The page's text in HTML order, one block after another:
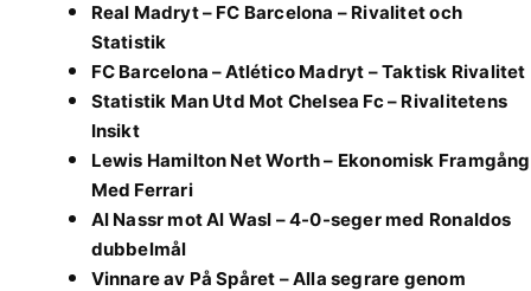
Real Madryt – FC Barcelona – Rivalitet och
Statistik
FC Barcelona – Atlético Madryt – Taktisk Rivalitet
Statistik Man Utd Mot Chelsea Fc – Rivalitetens
Insikt
Lewis Hamilton Net Worth – Ekonomisk Framgång
Med Ferrari
Al Nassr mot Al Wasl – 4-0-seger med Ronaldos
dubbelmål
Vinnare av På Spåret – Alla segrare genom